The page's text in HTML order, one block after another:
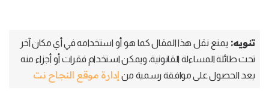
تنويه: يمنع نقل هذا المقال كما هو أو استخدامه في أي مكان آخر
تحت طائلة المساءلة القانونية، ويمكن استخدام فقرات أو أجزاء منه
بعد الحصول على موافقة رسمية من إدارة موقع النجاح نت